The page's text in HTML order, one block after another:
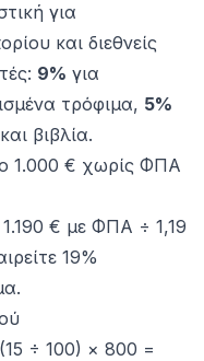
για
και διεθνείς
9% για
τρόφιμα, 5%
βιβλία.
1.000 € χωρίς ΦΠΑ
1.190 € με ΦΠΑ ÷ 1,19
19%
÷ 100) × 800 =